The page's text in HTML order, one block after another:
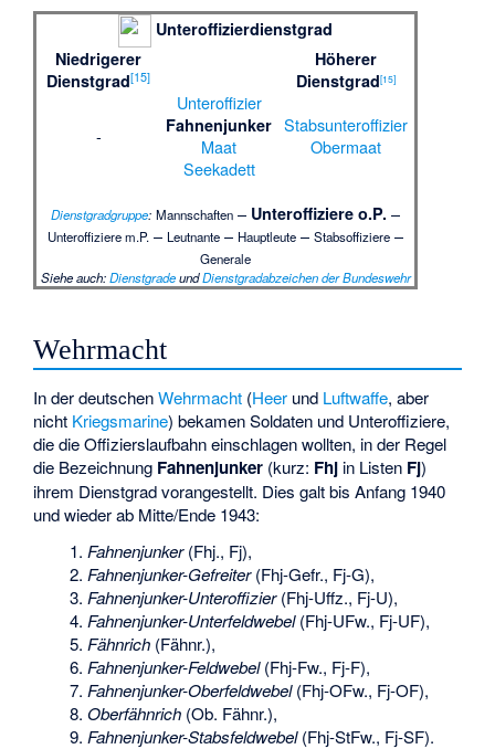
Unteroffizierdienstgrad
Niedrigerer
Dienstgrad[15]
Höherer
Dienstgrad[15]
-
Unteroffizier
Fahnenjunker
Maat
Seekadett
Stabsunteroffizier
Obermaat
Dienstgradgruppe: Mannschaften – Unteroffiziere o.P. –
Unteroffiziere m.P. – Leutnante – Hauptleute –Stabsoffiziere –
Generale
Siehe auch:DienstgradeundDienstgradabzeichen der Bundeswehr
Wehrmacht
In der deutschenWehrmacht (Heer und Luftwaffe, aber
nicht Kriegsmarine) bekamen Soldaten und Unteroffiziere,
die die Offizierslaufbahn einschlagen wollten, in der Regel
die Bezeichnung Fahnenjunker (kurz: Fhj in Listen Fj)
ihrem Dienstgrad vorangestellt. Dies galt bis Anfang 1940
und wieder ab Mitte/Ende 1943:
Fahnenjunker(Fhj., Fj),
Fahnenjunker-Gefreiter(Fhj-Gefr., Fj-G),
Fahnenjunker-Unteroffizier(Fhj-Uffz., Fj-U),
Fahnenjunker-Unterfeldwebel(Fhj-UFw., Fj-UF),
Fähnrich (Fähnr.),
Fahnenjunker-Feldwebel(Fhj-Fw., Fj-F),
Fahnenjunker-Oberfeldwebel(Fhj-OFw., Fj-OF),
Oberfähnrich (Ob. Fähnr.),
Fahnenjunker-Stabsfeldwebel(Fhj-StFw., Fj-SF).